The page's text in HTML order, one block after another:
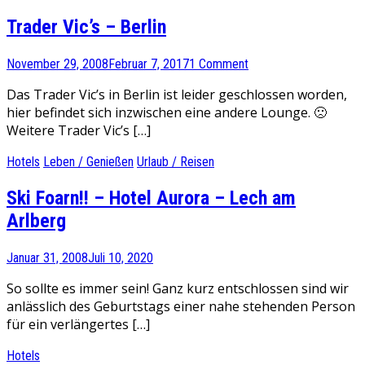
Trader Vic’s – Berlin
November 29, 2008Februar 7, 20171 Comment
Das Trader Vic’s in Berlin ist leider geschlossen worden,
hier befindet sich inzwischen eine andere Lounge. 🙁
Weitere Trader Vic’s […]
Hotels Leben / Genießen Urlaub / Reisen
Ski Foarn!! – Hotel Aurora – Lech am
Arlberg
Januar 31, 2008Juli 10, 2020
So sollte es immer sein! Ganz kurz entschlossen sind wir
anlässlich des Geburtstags einer nahe stehenden Person
für ein verlängertes […]
Hotels